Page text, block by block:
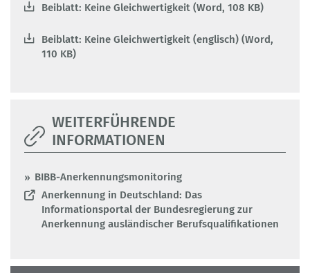
Beiblatt: Keine Gleichwertigkeit (Word, 108 KB)
Beiblatt: Keine Gleichwertigkeit (englisch) (Word,
110 KB)
WEITERFÜHRENDE
INFORMATIONEN
BIBB-Anerkennungsmonitoring
Anerkennung in Deutschland: Das
Informationsportal der Bundesregierung zur
Anerkennung ausländischer Berufsqualifikationen